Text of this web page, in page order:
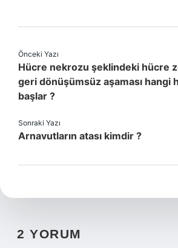
Önceki Yazı
Hücre nekrozu şeklindeki hücre
geri dönüşümsüz aşaması hangi
başlar ?
Sonraki Yazı
Arnavutların atası kimdir ?
2 YORUM